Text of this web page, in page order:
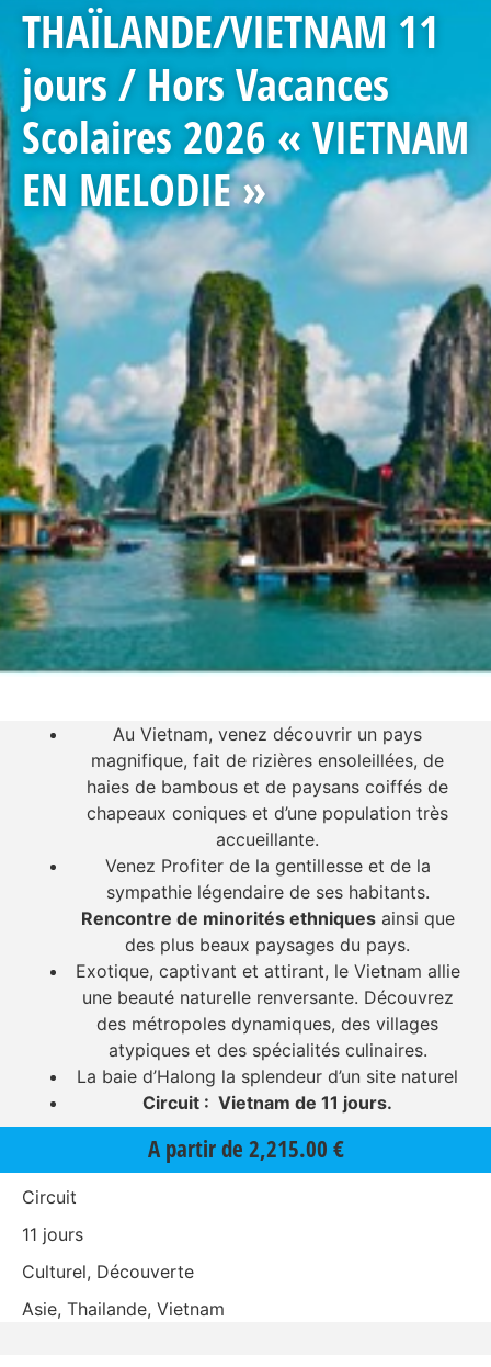
THAÏLANDE/VIETNAM 11
jours / Hors Vacances
Scolaires 2026 « VIETNAM
EN MELODIE »
Au Vietnam, venez découvrir un pays
magnifique, fait de rizières ensoleillées, de
haies de bambous et de paysans coiffés de
chapeaux coniques et d’une population très
accueillante.
Venez Profiter de la gentillesse et de la
sympathie légendaire de ses habitants.
Rencontre de minorités ethniquesainsi que
des plus beaux paysages du pays.
Exotique, captivant et attirant, le Vietnam allie
une beauté naturelle renversante. Découvrez
des métropoles dynamiques, des villages
atypiques et des spécialités culinaires.
La baie d’Halong la splendeur d’un site naturel
Circuit : Vietnam de 11 jours.
A partir de 2,215.00 €
Circuit
11 jours
Culturel, Découverte
Asie, Thailande, Vietnam